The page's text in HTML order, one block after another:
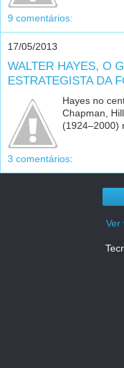
9 comentários:
17/05/2013
WALTER HAYES, O
ESTRATEGISTA DA
Hayes no
Chapman,
(1924–2000)
3 comentários:
Ver